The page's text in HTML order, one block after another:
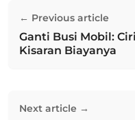
pos← Previous article
Previous post:
Ganti Busi Mobil:
Kisaran Biayanya
Next article →